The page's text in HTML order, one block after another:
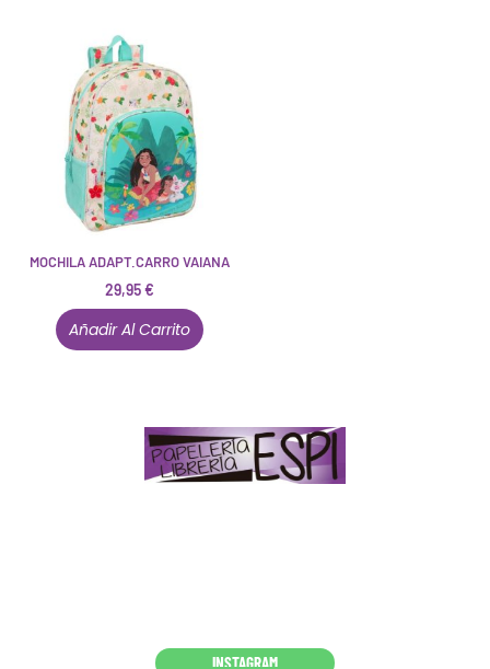
MOCHILA ADAPT.CARRO VAIANA
29,95€
Añadir Al Carrito
INSTAGRAM